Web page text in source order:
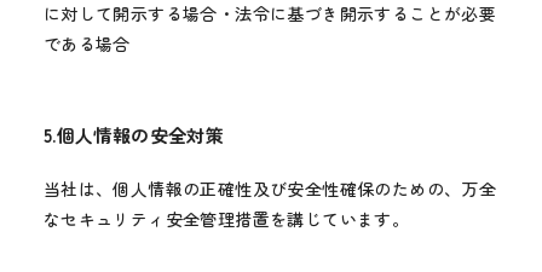
に対して開示する場合・法令に基づき開示することが必要
である場合
5.個人情報の安全対策
当社は、個人情報の正確性及び安全性確保のための、万全
なセキュリティ安全管理措置を講じています。